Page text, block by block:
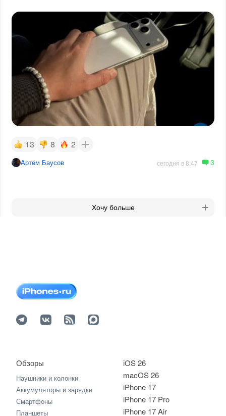
13 8 2
Артём Баусов сегодня в 8:47 3
Хочу больше
iOS 26
macOS 26
iPhone 17
iPhone 17 Pro
iPhone 17 Air
Обзоры
Наушники и колонки
Аккумуляторы и зарядки
Смартфоны
Планшеты